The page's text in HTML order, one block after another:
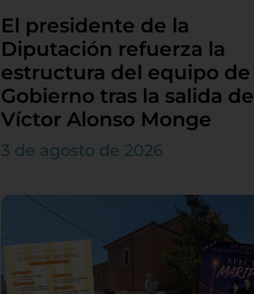
El presidente de la
Diputación refuerza la
estructura del equipo de
Gobierno tras la salida de
Víctor Alonso Monge
3 de agosto de 2026